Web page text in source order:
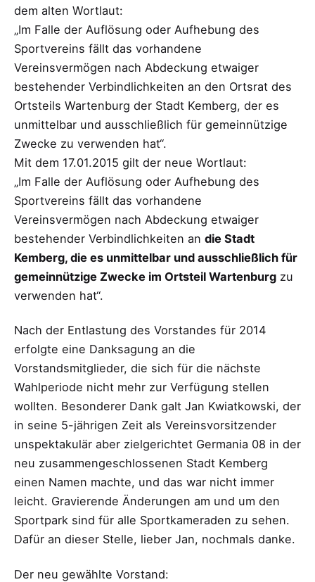
dem alten Wortlaut:
„Im Falle der Auflösung oder Aufhebung des
Sportvereins fällt das vorhandene
Vereinsvermögen nach Abdeckung etwaiger
bestehender Verbindlichkeiten an den Ortsrat des
Ortsteils Wartenburg der Stadt Kemberg, der es
unmittelbar und ausschließlich für gemeinnützige
Zwecke zu verwenden hat“.
Mit dem 17.01.2015 gilt der neue Wortlaut:
„Im Falle der Auflösung oder Aufhebung des
Sportvereins fällt das vorhandene
Vereinsvermögen nach Abdeckung etwaiger
bestehender Verbindlichkeiten an die Stadt
Kemberg, die es unmittelbar und ausschließlich für
gemeinnützige Zwecke im Ortsteil Wartenburg zu
verwenden hat“.
Nach der Entlastung des Vorstandes für 2014
erfolgte eine Danksagung an die
Vorstandsmitglieder, die sich für die nächste
Wahlperiode nicht mehr zur Verfügung stellen
wollten. Besonderer Dank galt Jan Kwiatkowski, der
in seine 5-jährigen Zeit als Vereinsvorsitzender
unspektakulär aber zielgerichtet Germania 08 in der
neu zusammengeschlossenen Stadt Kemberg
einen Namen machte, und das war nicht immer
leicht. Gravierende Änderungen am und um den
Sportpark sind für alle Sportkameraden zu sehen.
Dafür an dieser Stelle, lieber Jan, nochmals danke.
Der neu gewählte Vorstand: